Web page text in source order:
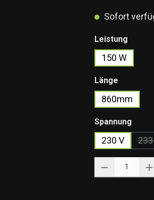
Sofort
Leistung
150 W
Länge
860mm
Spannung
230 V 233